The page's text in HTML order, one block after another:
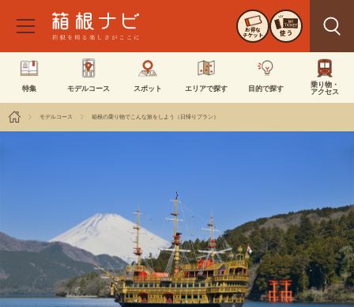
お得な
チケット 使う
特集 モデルコース スポット エリアで探す 目的で探す
乗り物・
アクセス
モデルコース 箱根の乗り物でこんな旅をしよう（日帰りプラン）